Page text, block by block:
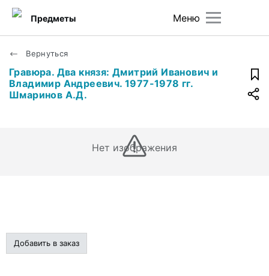
Меню
Предметы
Вернуться
Гравюра. Два князя: Дмитрий Иванович и
Владимир Андреевич. 1977-1978 гг.
Шмаринов А.Д.
Нет изображения
Добавить в заказ